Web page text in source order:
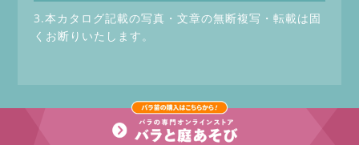
3.本カタログ記載の写真・文章の無断複写・転載は固
くお断りいたします。
Copyrightc Keihan Gardening Co.,Ltd. All Rights Reserved.